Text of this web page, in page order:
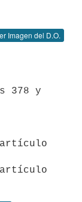
Imagen del D.O.
378 y